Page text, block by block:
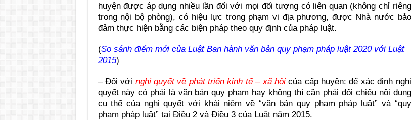
huyện được áp dụng nhiều lần đối với mọi đối tượng có liên quan (không chỉ riêng
trong nội bộ phòng), có hiệu lực trong phạm vi địa phương, được Nhà nước bảo
đảm thực hiện bằng các biện pháp theo quy định của pháp luật.
(So sánh điểm mới của Luật Ban hành văn bản quy phạm pháp luật 2020 với Luật
2015)
– Đối với nghị quyết về phát triển kinh tế – xã hộicủa cấp huyện: để xác định nghị
quyết này có phải là văn bản quy phạm hay không thì cần phải đối chiếu nội dung
cụ thể của nghị quyết với khái niệm về “văn bản quy phạm pháp luật” và “quy
phạm pháp luật” tại Điều 2 và Điều 3 của Luật năm 2015.